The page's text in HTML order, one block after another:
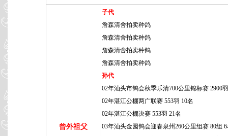
曾外祖父
子代
詹森清舍拍卖种鸽
詹森清舍拍卖种鸽
詹森清舍拍卖种鸽
詹森清舍拍卖种鸽
孙代
02年汕头市鸽会秋季乐清700公里锦标赛 2900
02年湛江公棚两广联赛 553羽 10名
02年湛江公棚决赛 553羽 21名
03年汕头金园鸽会迎春泉州260公里组赛 80组